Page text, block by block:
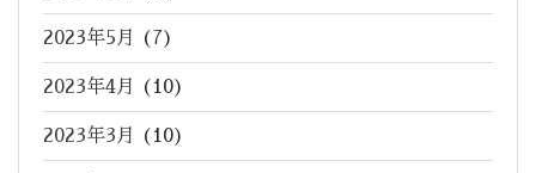
2023年5月 (7)
2023年4月 (10)
2023年3月 (10)